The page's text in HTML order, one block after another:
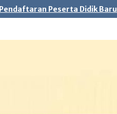
Pendaftaran Peserta Didik Baru